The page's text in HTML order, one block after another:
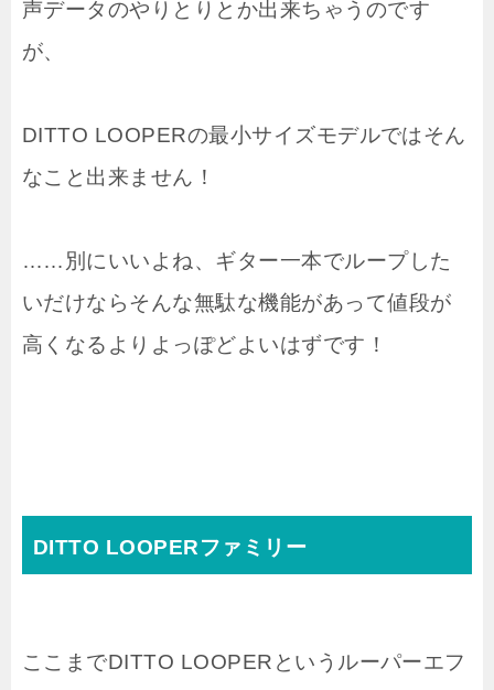
声データのやりとりとか出来ちゃうのです
が、
DITTO LOOPERの最小サイズモデルではそん
なこと出来ません！
……別にいいよね、ギター一本でループした
いだけならそんな無駄な機能があって値段が
高くなるよりよっぽどよいはずです！
DITTO LOOPERファミリー
ここまでDITTO LOOPERというルーパーエフ